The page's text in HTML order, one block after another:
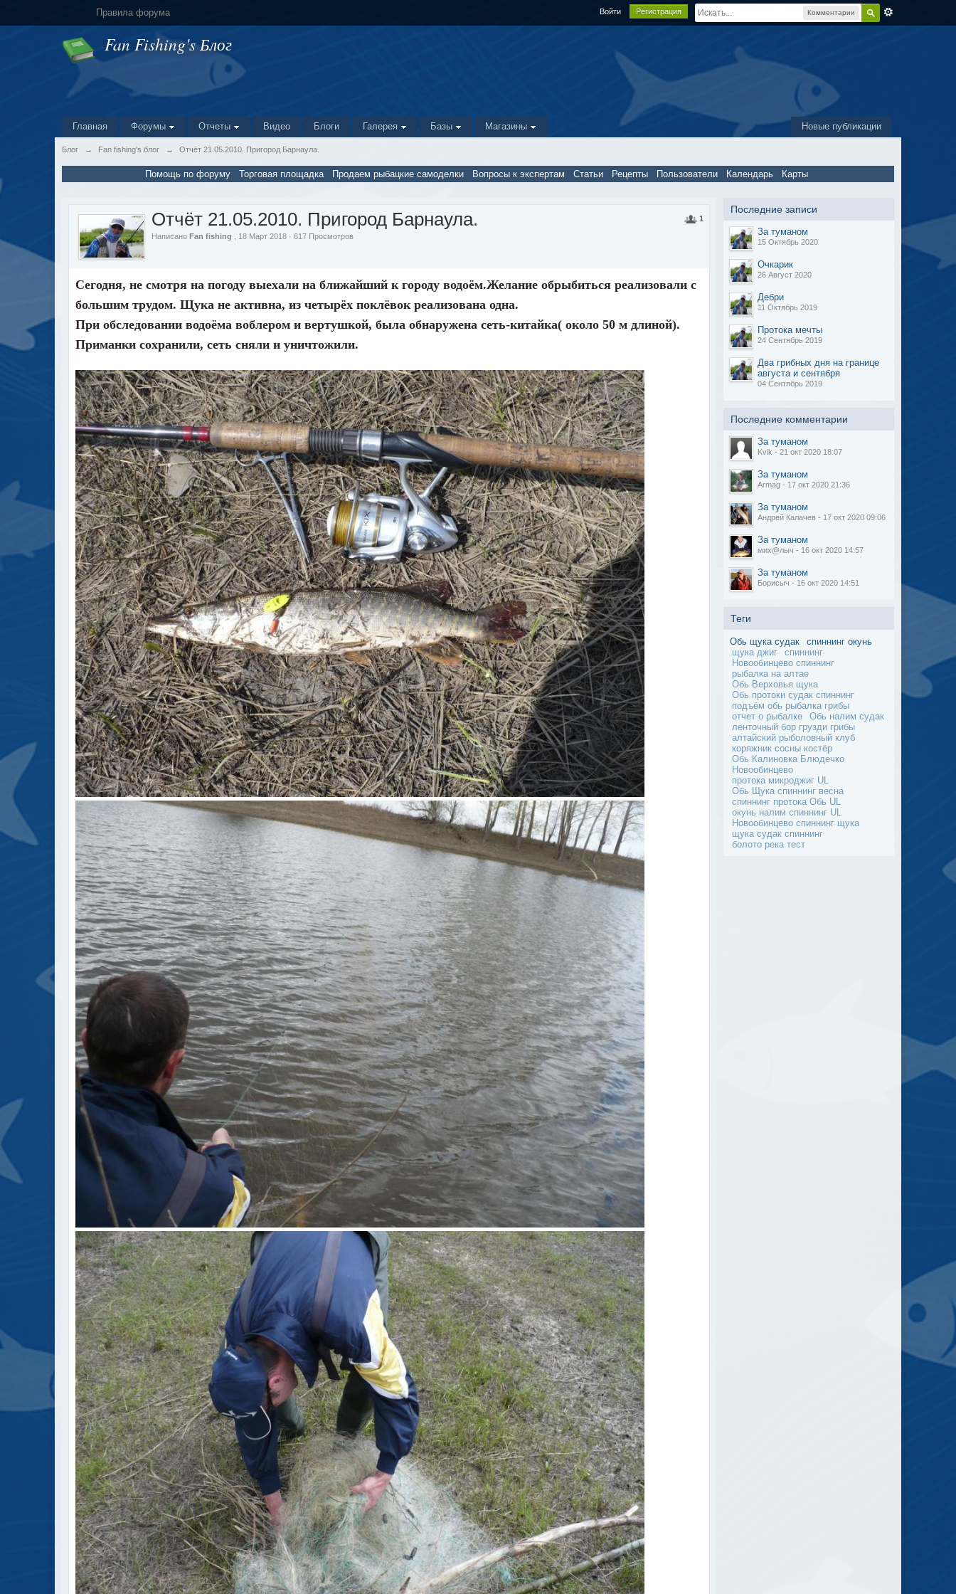
Комментарии
Правила форума Войти Регистрация
Fan Fishing's Блог
Новые публикации
Главная Форумы Отчеты Видео Блоги Галерея Базы Магазины
Блог → Fan fishing's блог → Отчёт 21.05.2010. Пригород Барнаула.
Помощь по форуму Торговая площадка Продаем рыбацкие самоделки Вопросы к экспертам Статьи Рецепты Пользователи Календарь Карты
1
Отчёт 21.05.2010. Пригород Барнаула.
НаписаноFan fishing , 18 Март 2018 · 617 Просмотров
Сегодня, не смотря на погоду выехали на ближайший к городу водоём.Желание обрыбиться реализовали с
большим трудом. Щука не активна, из четырёх поклёвок реализована одна.
При обследовании водоёма воблером и вертушкой, была обнаружена сеть-китайка( около 50 м длиной).
Приманки сохранили, сеть сняли и уничтожили.
Последние записи
За туманом
15 Октябрь 2020
Очкарик
26 Август 2020
Дебри
11 Октябрь 2019
Протока мечты
24 Сентябрь 2019
Два грибных дня на границе
августа и сентября
04 Сентябрь 2019
Последние комментарии
За туманом
Kvik - 21 окт 2020 18:07
За туманом
Armag - 17 окт 2020 21:36
За туманом
Андрей Калачев - 17 окт 2020 09:06
За туманом
мих@лыч - 16 окт 2020 14:57
За туманом
Борисыч - 16 окт 2020 14:51
Теги
Обь щука судак
спиннинг окунь
щука джиг
спиннинг
Новообинцево спиннинг
рыбалка на алтае
Обь Верховья щука
Обь протоки судак спиннинг
подъём обь рыбалка грибы
отчет о рыбалке
Обь налим судак
ленточный бор грузди грибы
алтайский рыболовный клуб
коряжник сосны костёр
Обь Калиновка Блюдечко
Новообинцево
протока микроджиг UL
Обь Щука спиннинг весна
спиннинг протока Обь UL
окунь налим спиннинг UL
Новообинцево спиннинг щука
щука судак спиннинг
болото река тест